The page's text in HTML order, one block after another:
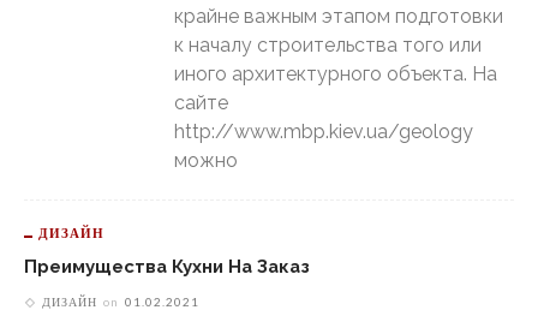
крайне важным этапом подготовки
к началу строительства того или
иного архитектурного объекта. На
сайте
http://www.mbp.kiev.ua/geology
можно
ДИЗАЙН
Преимущества Кухни На Заказ
ДИЗАЙН on 01.02.2021